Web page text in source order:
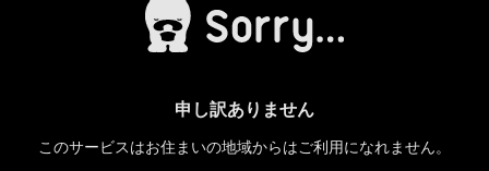
申し訳ありません
このサービスはお住まいの地域からはご利用になれません。